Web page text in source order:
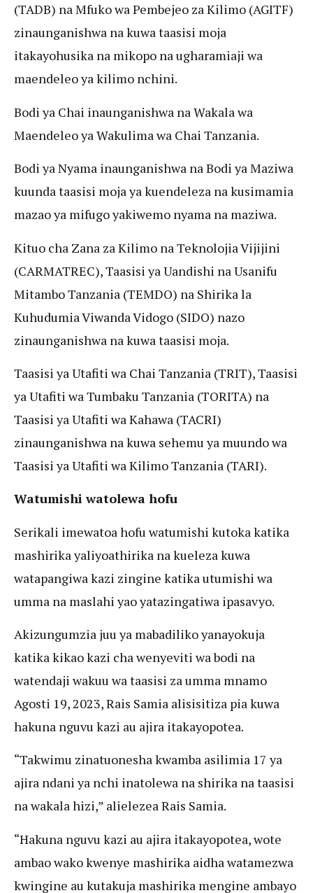
(TADB) na Mfuko wa Pembejeo za Kilimo (AGITF)
zinaunganishwa na kuwa taasisi moja
itakayohusika na mikopo na ugharamiaji wa
maendeleo ya kilimo nchini.
Bodi ya Chai inaunganishwa na Wakala wa
Maendeleo ya Wakulima wa Chai Tanzania.
Bodi ya Nyama inaunganishwa na Bodi ya Maziwa
kuunda taasisi moja ya kuendeleza na kusimamia
mazao ya mifugo yakiwemo nyama na maziwa.
Kituo cha Zana za Kilimo na Teknolojia Vijijini
(CARMATREC), Taasisi ya Uandishi na Usanifu
Mitambo Tanzania (TEMDO) na Shirika la
Kuhudumia Viwanda Vidogo (SIDO) nazo
zinaunganishwa na kuwa taasisi moja.
Taasisi ya Utafiti wa Chai Tanzania (TRIT), Taasisi
ya Utafiti wa Tumbaku Tanzania (TORITA) na
Taasisi ya Utafiti wa Kahawa (TACRI)
zinaunganishwa na kuwa sehemu ya muundo wa
Taasisi ya Utafiti wa Kilimo Tanzania (TARI).
Watumishi watolewa hofu
Serikali imewatoa hofu watumishi kutoka katika
mashirika yaliyoathirika na kueleza kuwa
watapangiwa kazi zingine katika utumishi wa
umma na maslahi yao yatazingatiwa ipasavyo.
Akizungumzia juu ya mabadiliko yanayokuja
katika kikao kazi cha wenyeviti wa bodi na
watendaji wakuu wa taasisi za umma mnamo
Agosti 19, 2023, Rais Samia alisisitiza pia kuwa
hakuna nguvu kazi au ajira itakayopotea.
“Takwimu zinatuonesha kwamba asilimia 17 ya
ajira ndani ya nchi inatolewa na shirika na taasisi
na wakala hizi,” alielezea Rais Samia.
“Hakuna nguvu kazi au ajira itakayopotea, wote
ambao wako kwenye mashirika aidha watamezwa
kwingine au kutakuja mashirika mengine ambayo